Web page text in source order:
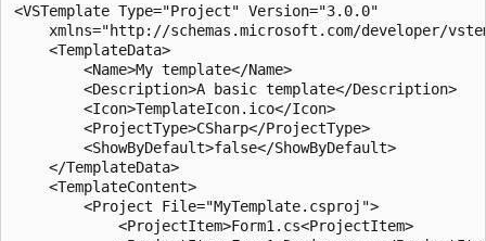
<VSTemplate Type="Project" Version="3.0.0"
xmlns="http://schemas.microsoft.com/developer/
    <TemplateData>
        <Name>My template</Name>
        <Description>A basic template</Description>
        <Icon>TemplateIcon.ico</Icon>
        <ProjectType>CSharp</ProjectType>
        <ShowByDefault>false</ShowByDefault>
    </TemplateData>
    <TemplateContent>
        <Project File="MyTemplate.csproj">
            <ProjectItem>Form1.cs<ProjectItem>